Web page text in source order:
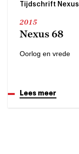
Tijdschrift Nexus
2015
Nexus 68
Oorlog en vrede
Lees meer